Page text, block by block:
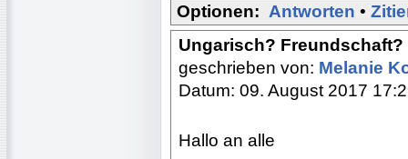
Optionen: Antworten •
Ungarisch? Freundschaft?
geschrieben von: Melanie
Datum: 09. August 2017
Hallo an alle